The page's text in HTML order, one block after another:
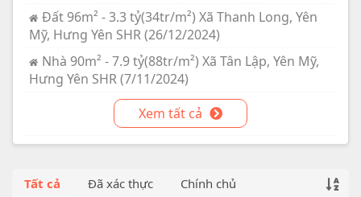
Đất 96m² - 3.3 tỷ(34tr/m²) Xã Thanh Long, Yên
Mỹ, Hưng Yên SHR (26/12/2024)
Nhà 90m² - 7.9 tỷ(88tr/m²) Xã Tân Lập, Yên Mỹ,
Hưng Yên SHR (7/11/2024)
Xem tất cả
Tất cả Đã xác thực Chính chủ